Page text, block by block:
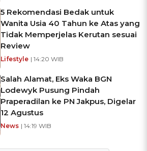
5 Rekomendasi Bedak untuk
Wanita Usia 40 Tahun ke Atas yang
Tidak Memperjelas Kerutan sesuai
Review
Lifestyle | 14:20 WIB
Salah Alamat, Eks Waka BGN
Lodewyk Pusung Pindah
Praperadilan ke PN Jakpus, Digelar
12 Agustus
News | 14:19 WIB